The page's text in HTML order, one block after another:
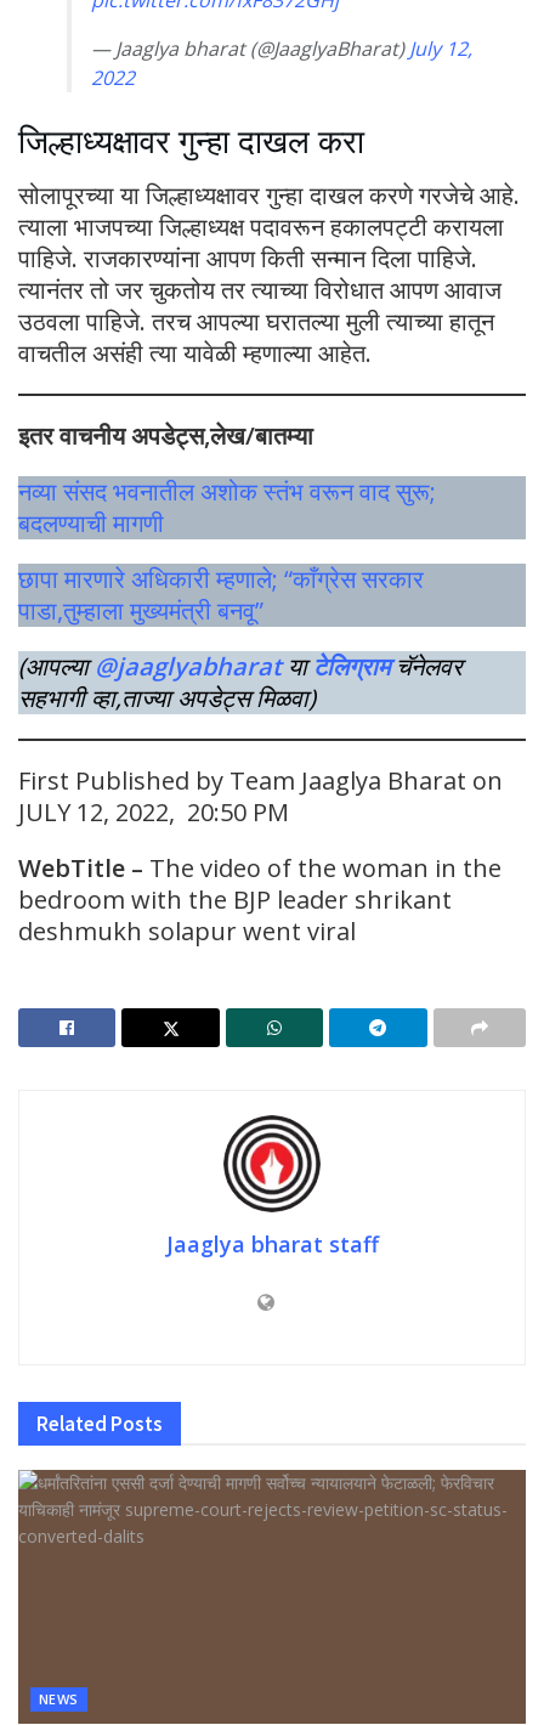
— Jaaglya bharat (@JaaglyaBharat)July 12,
2022
जिल्हाध्यक्षावर गुन्हा दाखल करा
सोलापूरच्या या जिल्हाध्यक्षावर गुन्हा दाखल करणे गरजेचे आहे.
त्याला भाजपच्या जिल्हाध्यक्ष पदावरून हकालपट्टी करायला
पाहिजे. राजकारण्यांना आपण किती सन्मान दिला पाहिजे.
त्यानंतर तो जर चुकतोय तर त्याच्या विरोधात आपण आवाज
उठवला पाहिजे. तरच आपल्या घरातल्या मुली त्याच्या हातून
वाचतील असंही त्या यावेळी म्हणाल्या आहेत.
इतर वाचनीय अपडेट्स,लेख/बातम्या
नव्या संसद भवनातील अशोक स्तंभ वरून वाद सुरू;
बदलण्याची मागणी
छापा मारणारे अधिकारी म्हणाले; “काँग्रेस सरकार
पाडा,तुम्हाला मुख्यमंत्री बनवू”
(आपल्या@jaaglyabharat याटेलिग्राम चॅनेलवर
सहभागी व्हा,ताज्या अपडेट्स मिळवा)
First Published by Team Jaaglya Bharat on
JULY 12, 2022, 20:50 PM
WebTitle – The video of the woman in the
bedroom with the BJP leader shrikant
deshmukh solapur went viral
Jaaglya bharat staff
Related Posts
NEWS